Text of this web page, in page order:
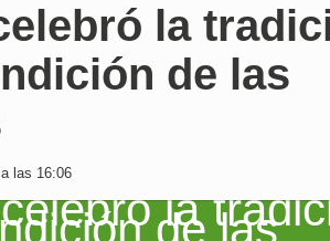
la
de las
las 16:06